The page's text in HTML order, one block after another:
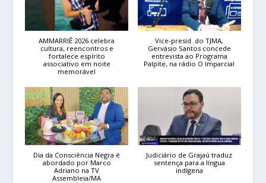
AMMARRIÊ 2026 celebra
cultura, reencontros e
fortalece espírito
associativo em noite
memorável
Vice-presid. do TJMA,
Gervásio Santos concede
entrevista ao Programa
Palpite, na rádio O Imparcial
Dia da Consciência Negra é
abordado por Marco
Adriano na TV
Assembleia/MA
Judiciário de Grajaú traduz
sentença para a língua
indígena